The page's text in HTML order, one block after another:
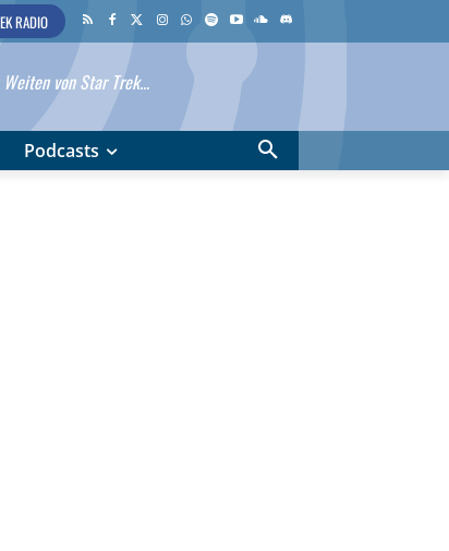
RADIO
von Star Trek...
Podcasts